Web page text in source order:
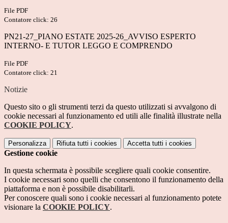
File PDF
Contatore click: 26
PN21-27_PIANO ESTATE 2025-26_AVVISO ESPERTO
INTERNO- E TUTOR LEGGO E COMPRENDO
File PDF
Contatore click: 21
Notizie
Questo sito o gli strumenti terzi da questo utilizzati si avvalgono di
cookie necessari al funzionamento ed utili alle finalità illustrate nella
COOKIE POLICY.
Personalizza Rifiuta tutti i cookies Accetta tutti i cookies
Gestione cookie
In questa schermata è possibile scegliere quali cookie consentire.
I cookie necessari sono quelli che consentono il funzionamento della
piattaforma e non è possibile disabilitarli.
Per conoscere quali sono i cookie necessari al funzionamento potete
visionare la COOKIE POLICY.